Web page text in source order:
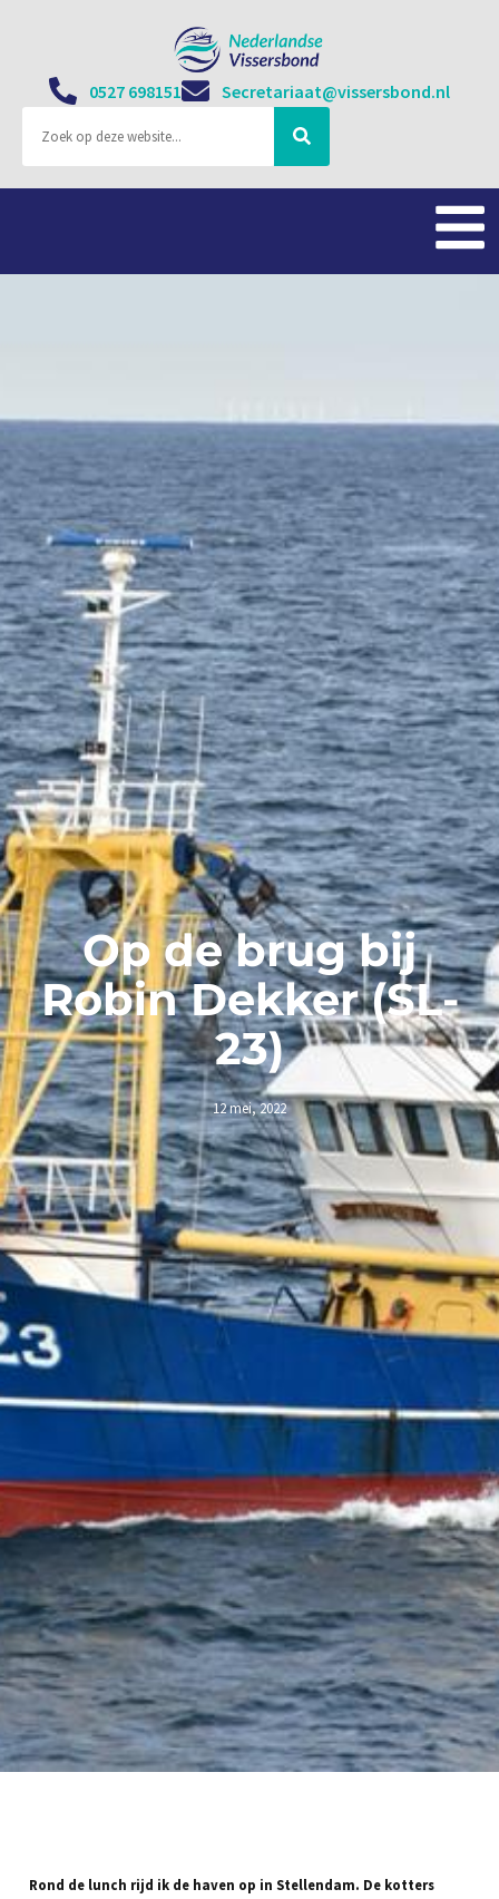
0527 698151 Secretariaat@vissersbond.nl
Op de brug bij
Robin Dekker (SL-
23)
12 mei, 2022
Rond de lunch rijd ik de haven op in Stellendam. De kotters